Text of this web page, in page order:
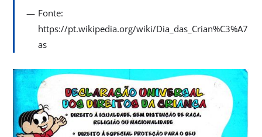
Fonte:
https://pt.wikipedia.org/wiki/Dia_das_Crian%C3%A7
as